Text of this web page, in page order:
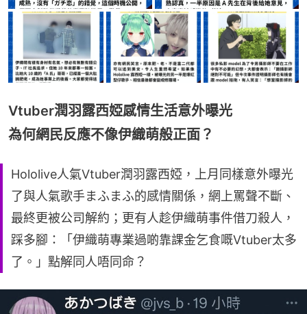
Vtuber潤羽露西婭感情生活意外曝光
為何網民反應不像伊織萌般正面？
Hololive人氣Vtuber潤羽露西婭，上月同樣意外曝光
了與人氣歌手まふまふ的感情關係，網上罵聲不斷、
最終更被公司解約；更有人趁伊織萌事件借刀殺人，
踩多腳：「伊織萌專業過啲靠課金乞食嘅Vtuber太多
了。」點解同人唔同命？